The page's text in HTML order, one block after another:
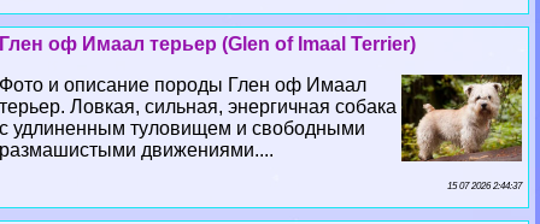
Глен оф Имаал терьер (Glen of Imaal Terrier)
Фото и описание породы Глен оф Имаал
терьер. Ловкая, сильная, энергичная собака
с удлиненным туловищем и свободными
размашистыми движениями....
15 07 2026 2:44:37